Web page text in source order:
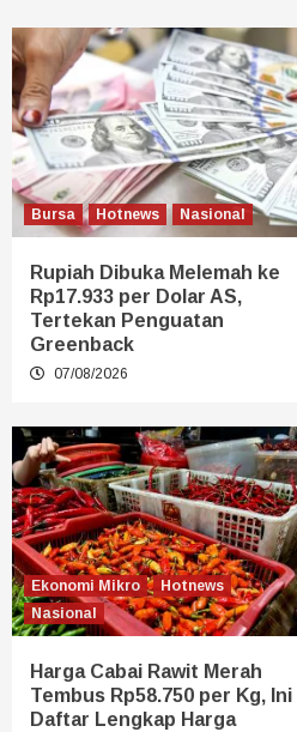
Bursa Hotnews Nasional
Rupiah Dibuka Melemah ke
Rp17.933 per Dolar AS,
Tertekan Penguatan
Greenback
07/08/2026
Ekonomi Mikro
Hotnews
Nasional
Harga Cabai Rawit Merah
Tembus Rp58.750 per Kg, Ini
Daftar Lengkap Harga